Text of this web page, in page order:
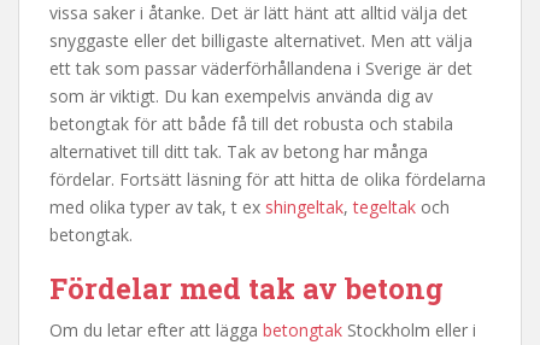
vissa saker i åtanke. Det är lätt hänt att alltid välja det
snyggaste eller det billigaste alternativet. Men att välja
ett tak som passar väderförhållandena i Sverige är det
som är viktigt. Du kan exempelvis använda dig av
betongtak för att både få till det robusta och stabila
alternativet till ditt tak. Tak av betong har många
fördelar. Fortsätt läsning för att hitta de olika fördelarna
med olika typer av tak, t ex shingeltak,tegeltak och
betongtak.
Fördelar med tak av betong
Om du letar efter att lägga betongtak Stockholm eller i